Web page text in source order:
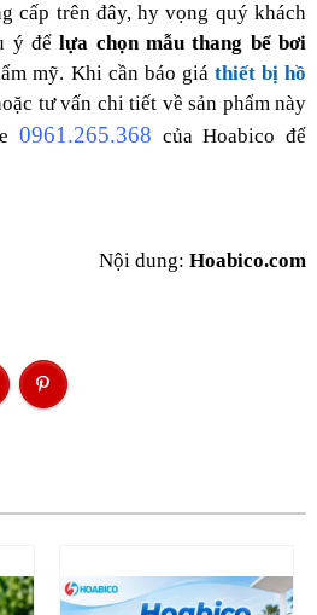
cấp trên đây, hy vọng quý khách
ý đểlựa chọn mẫu thang bể bơi
mỹ. Khi cần báo giá thiết bị hồ
tư vấn chi tiết về sản phẩm này
0961.265.368 của Hoabico để
Nội dung:Hoabico.com